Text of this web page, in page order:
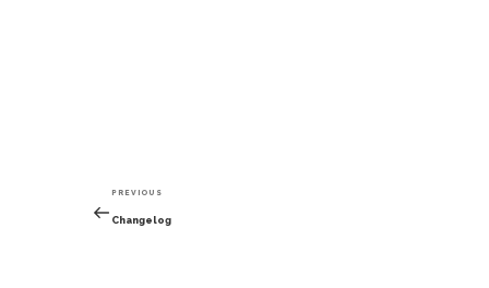
Post
navigation
Previous
Post
PREVIOUS
Changelog